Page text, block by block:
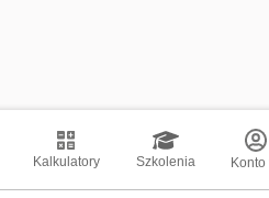
Kalkulatory Szkolenia Konto